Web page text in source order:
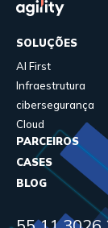
SOLUÇÕES
AI First
Infraestrutura
cibersegurança
Cloud
PARCEIROS
CASES
BLOG